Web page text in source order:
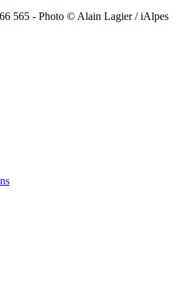
565 - Photo © Alain Lagier / iAlpes